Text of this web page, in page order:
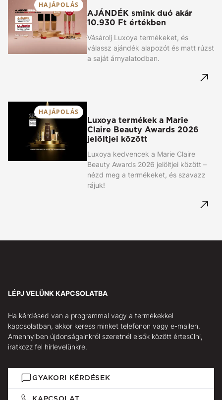
HAJÁPOLÁS
AJÁNDÉK smink duó akár
10.930 Ft értékben
Vásárolj Luxoya termékeket, és
válassz ajándék alapozót és matt rúzst
a saját árnyalatodban.
HAJÁPOLÁS
Luxoya termékek a Marie
Claire Beauty Awards 2026
jelöltjei között
Luxoya kedvencek a Marie Claire
Beauty Awards 2026 jelöltjei között –
nézd meg a termékeket, és szavazz
rájuk!
LÉPJ VELÜNK KAPCSOLATBA
Ha kérdésed van a programmal vagy a termékekkel
kapcsolatban, akkor keress minket telefonon vagy e-mailen.
Amennyiben újdonságainkról szeretnél elsők között értesülni,
iratkozz fel hírlevelünkre.
GYAKORI KÉRDÉSEK
KAPCSOLAT